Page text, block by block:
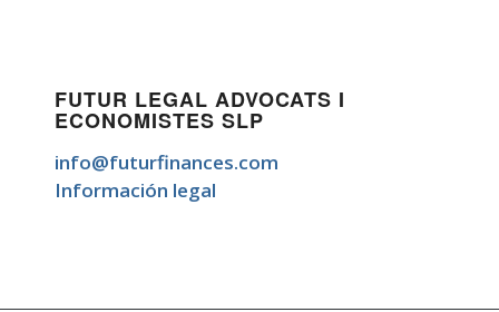
FUTUR LEGAL ADVOCATS I
ECONOMISTES SLP
info@futurfinances.com
Información legal